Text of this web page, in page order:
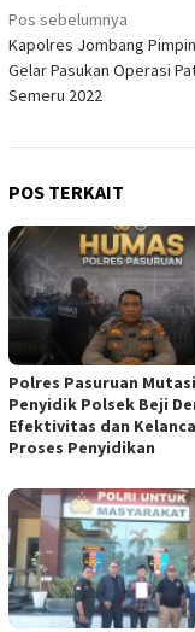
Navigasi
pos
Pos sebelumnya
Kapolres Jombang
Gelar Pasukan Operasi
Semeru 2022
POS TERKAIT
Polres Pasuruan
Penyidik Polsek Beji
Efektivitas dan
Proses Penyidikan